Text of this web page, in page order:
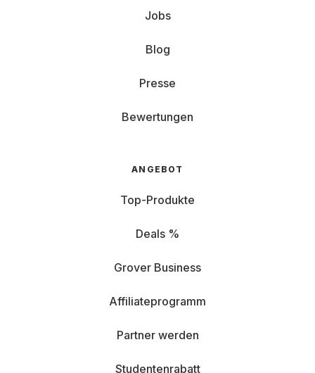
Jobs
Blog
Presse
Bewertungen
ANGEBOT
Top-Produkte
Deals %
Grover Business
Affiliateprogramm
Partner werden
Studentenrabatt